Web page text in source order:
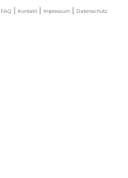
FAQ| Kontakt| Impressum| Datenschutz